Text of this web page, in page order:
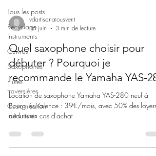
Tous les posts
Recyclage
instruments
Cuivres
Saxophones
Flûtes
traversières
Customisation
instruments
vdartisanatousvent
15 juin
3 min de lecture
Quel saxophone choisir pour
débuter ? Pourquoi je
recommande le Yamaha YAS-
Location de saxophone Yamaha YAS-280 neuf à
Bourg-lès-Valence : 39€/mois, avec 50% des loyers
déduits en cas d'achat.